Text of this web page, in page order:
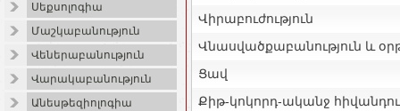
Սեքսոլոգիա
Մաշկաբանություն
Վեներաբանություն
Վարակաբանություն
Անեսթեզիոլոգիա
Վիրաբուժություն
Վնասվածքաբանություն և
Ցավ
Քիթ-կոկորդ-ականջ